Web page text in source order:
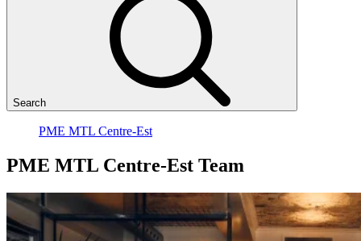
Search
PME MTL Centre-Est
PME MTL Centre-Est Team